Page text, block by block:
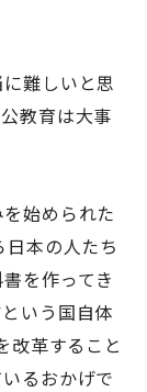
難しいと思
教育は大事
始められた
本の人たち
を作ってき
いう国自体
改革すること
るおかげで